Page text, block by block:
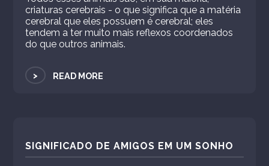
criaturas cerebrais - o que significa que a matéria
cerebral que eles possuem é cerebral; eles
tendem a ter muito mais reflexos coordenados
do que outros animais.
> READ MORE
SIGNIFICADO DE AMIGOS EM UM SONHO